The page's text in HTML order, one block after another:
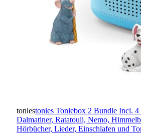
toniestonies Toniebox 2 Bundle Incl.
Dalmatiner, Ratatouli, Nemo,
Hörbücher, Lieder, Einschlafen und